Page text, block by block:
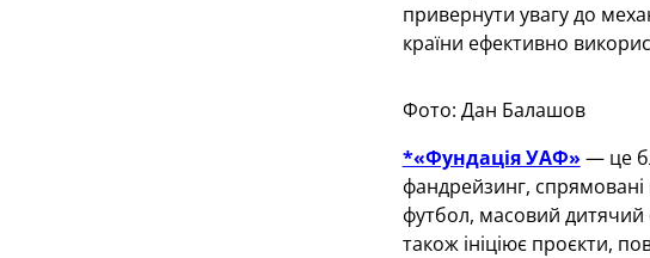
привернути увагу до
країни ефективно
Фото: Дан Балашов
*«Фундація УАФ» — це
фандрейзинг, спрямовані
футбол, масовий дитячий
також ініціює проєкти,